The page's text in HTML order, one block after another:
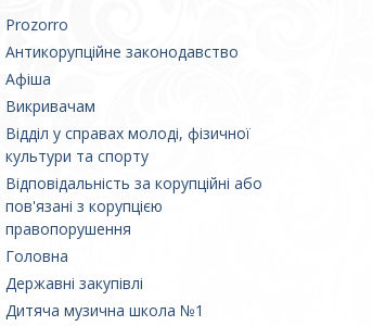
Prozorro
Антикорупційне законодавство
Афіша
Викривачам
Відділ у справах молоді, фізичної
культури та спорту
Відповідальність за корупційні або
пов'язані з корупцією
правопорушення
Головна
Державні закупівлі
Дитяча музична школа №1